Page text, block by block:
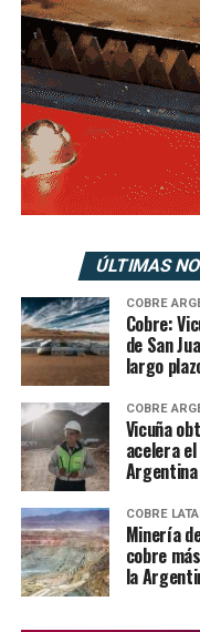
ÚLTIMAS
COBRE
Cobre:
de San
largo
COBRE
Vicuña
acelera
Argentina
COBRE
Minería
cobre
la